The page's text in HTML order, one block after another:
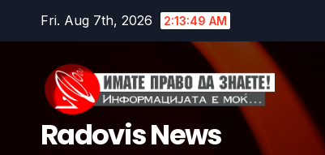
Fri. Aug 7th, 2026 2:13:50 AM
Radovis News